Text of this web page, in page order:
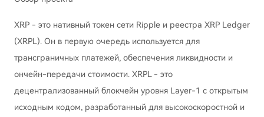
XRP - это нативный токен сети Ripple и реестра XRP Ledger
(XRPL). Он в первую очередь используется для
трансграничных платежей, обеспечения ликвидности и
ончейн-передачи стоимости. XRPL - это
децентрализованный блокчейн уровня Layer-1 с открытым
исходным кодом, разработанный для высокоскоростной и